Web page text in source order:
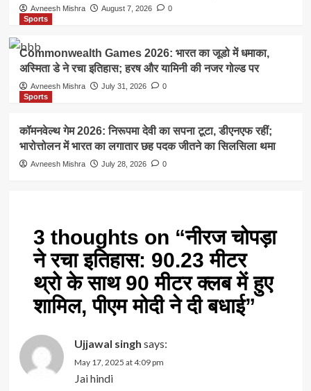
Avneesh Mishra August 7, 2026
0
Sports
Commonwealth Games 2026: भारत का जूडो में धमाका,
अस्मिता डे ने रचा इतिहास; हरष और यामिनी की नजर गोल्ड पर
Avneesh Mishra July 31, 2026
0
Sports
कॉमनवेल्थ गेम 2026: निरूपमा देवी का सपना टूटा, डीएनएफ रहीं;
भारोत्तोलन में भारत का लगातार छह पदक जीतने का सिलसिला थमा
Avneesh Mishra July 28, 2026 0
3 thoughts on “नीरज चोपड़ा
ने रचा इतिहास: 90.23 मीटर
थ्रो के साथ 90 मीटर क्लब में हुए
शामिल, पीएम मोदी ने दी बधाई”
Ujjawal singh says:
May 17, 2025 at 4:09 pm
Jai hindi